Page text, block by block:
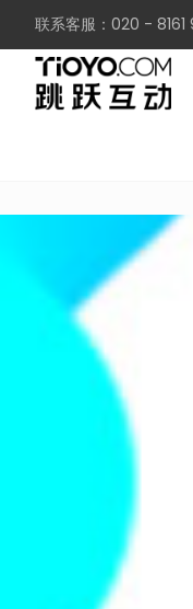
联系客服：020 - 8161